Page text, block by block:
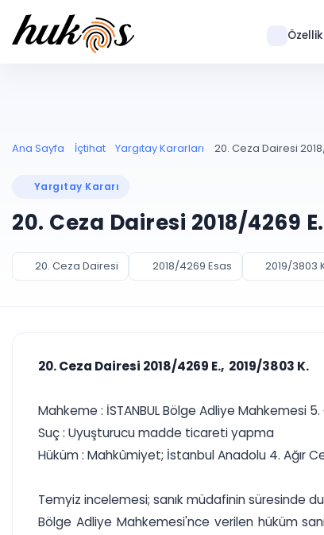
Ana Sayfa İçtihat Yargıtay Kararları 20. Ceza Dairesi
Yargıtay Kararı
20. Ceza Dairesi 2018/4269
20. Ceza Dairesi 2018/4269 Esas 2019/3803
20. Ceza Dairesi 2018/4269 E., 2019/3803 K.
Mahkeme : İSTANBUL Bölge Adliye Mahkemesi
Suç : Uyuşturucu madde ticareti yapma
Hüküm : Mahkûmiyet; İstanbul Anadolu 4. Ağır
Temyiz incelemesi; sanık müdafinin süresinde
Bölge Adliye Mahkemesi'nce verilen hüküm